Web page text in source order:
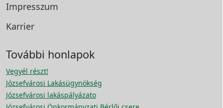
Impresszum
Karrier
További honlapok
Vegyél részt!
Józsefvárosi Lakásügynökség
Józsefvárosi lakáspályázato